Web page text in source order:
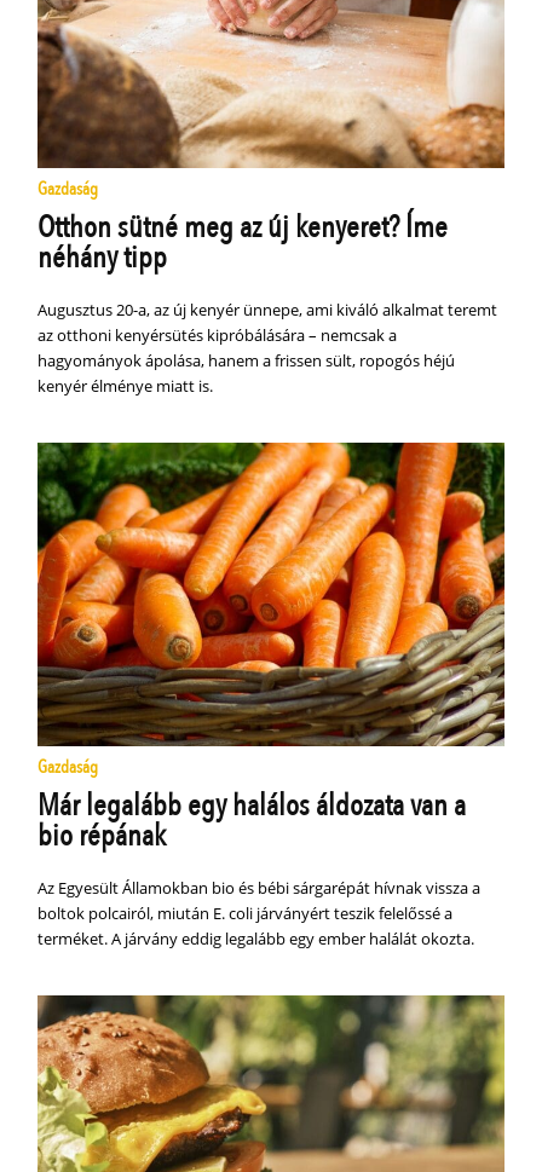
Gazdaság
Otthon sütné meg az új kenyeret? Íme
néhány tipp
Augusztus 20-a, az új kenyér ünnepe, ami kiváló alkalmat teremt
az otthoni kenyérsütés kipróbálására – nemcsak a
hagyományok ápolása, hanem a frissen sült, ropogós héjú
kenyér élménye miatt is.
Gazdaság
Már legalább egy halálos áldozata van a
bio répának
Az Egyesült Államokban bio és bébi sárgarépát hívnak vissza a
boltok polcairól, miután E. coli járványért teszik felelőssé a
terméket. A járvány eddig legalább egy ember halálát okozta.